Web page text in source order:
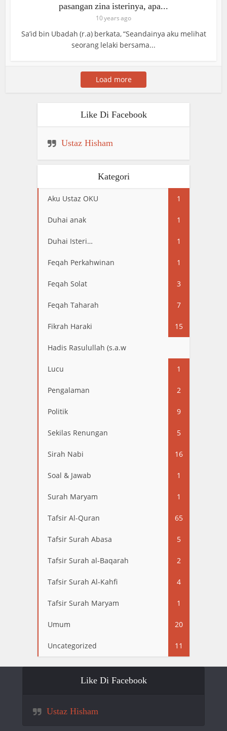
pasangan zina isterinya, apa...
10 years ago
Sa’id bin Ubadah (r.a) berkata, “Seandainya aku melihat
seorang lelaki bersama...
Load more
Like Di Facebook
Ustaz Hisham
Kategori
Aku Ustaz OKU 1
Duhai anak 1
Duhai Isteri… 1
Feqah Perkahwinan 1
Feqah Solat 3
Feqah Taharah 7
Fikrah Haraki 15
Hadis Rasulullah (s.a.w
Lucu 1
Pengalaman 2
Politik 9
Sekilas Renungan 5
Sirah Nabi 16
Soal & Jawab 1
Surah Maryam 1
Tafsir Al-Quran 65
Tafsir Surah Abasa 5
Tafsir Surah al-Baqarah 2
Tafsir Surah Al-Kahfi 4
Tafsir Surah Maryam 1
Umum 20
Uncategorized 11
Like Di Facebook
Ustaz Hisham